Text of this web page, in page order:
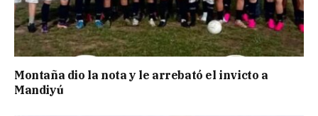
Montaña dio la nota y le arrebató el invicto a
Mandiyú